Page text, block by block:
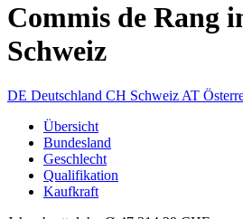
Commis de Rang
Schweiz
DE Deutschland CH Schweiz AT
Übersicht
Bundesland
Geschlecht
Qualifikation
Kaufkraft